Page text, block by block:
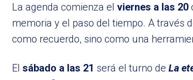
La agenda comienza el viernes a las 20
memoria y el paso del tiempo. A través
como recuerdo, sino como una
El sábado a las 21 será el turno de La